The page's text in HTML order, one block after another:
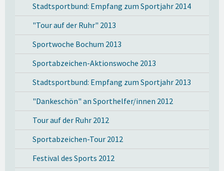
Stadtsportbund: Empfang zum Sportjahr 2014
"Tour auf der Ruhr" 2013
Sportwoche Bochum 2013
Sportabzeichen-Aktionswoche 2013
Stadtsportbund: Empfang zum Sportjahr 2013
"Dankeschön" an Sporthelfer/innen 2012
Tour auf der Ruhr 2012
Sportabzeichen-Tour 2012
Festival des Sports 2012